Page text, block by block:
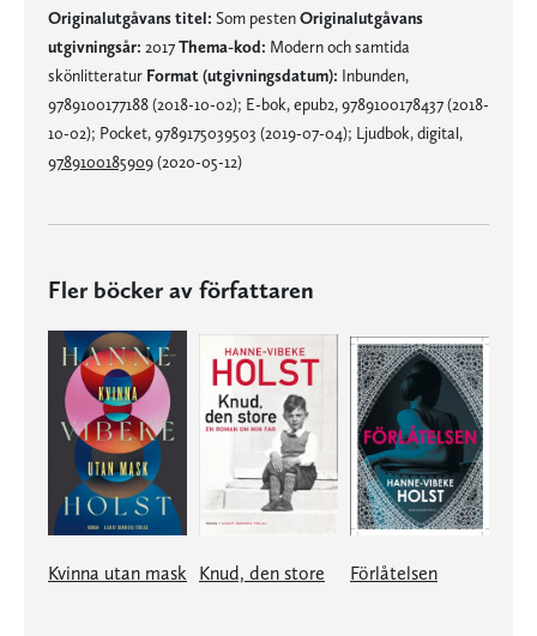
Originalutgåvans titel: Som pestenOriginalutgåvans
utgivningsår: 2017Thema-kod: Modern och samtida
skönlitteratur Format (utgivningsdatum): Inbunden,
9789100177188 (2018-10-02); E-bok, epub2, 9789100178437 (2018-
10-02); Pocket, 9789175039503 (2019-07-04); Ljudbok, digital,
9789100185909(2020-05-12)
Fler böcker av författaren
Kvinna utan mask Knud, den store Förlåtelsen